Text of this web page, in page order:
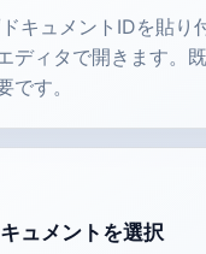
キュメントIDを貼
ディタで開きます。
です。
ュメントを選択